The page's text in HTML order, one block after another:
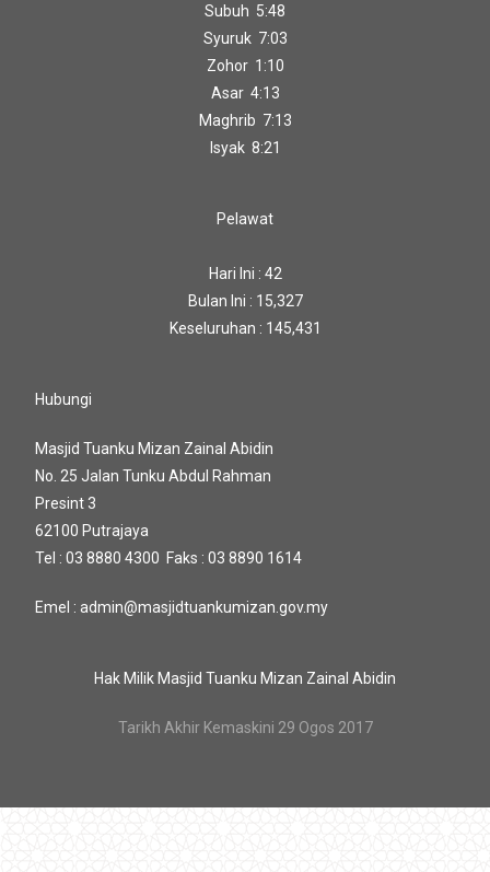
Subuh 5:48
Syuruk 7:03
Zohor 1:10
Asar 4:13
Maghrib 7:13
Isyak 8:21
Pelawat
Hari Ini : 42
Bulan Ini : 15,327
Keseluruhan : 145,431
Hubungi
Masjid Tuanku Mizan Zainal Abidin
No. 25 Jalan Tunku Abdul Rahman
Presint 3
62100 Putrajaya
Tel : 03 8880 4300 Faks : 03 8890 1614
Emel : admin@masjidtuankumizan.gov.my
Hak Milik Masjid Tuanku Mizan Zainal Abidin
Tarikh Akhir Kemaskini 29 Ogos 2017